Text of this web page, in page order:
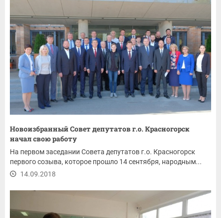
Новоизбранный Совет депутатов г.о. Красногорск
начал свою работу
На первом заседании Совета депутатов г.о. Красногорск
первого созыва, которое прошло 14 сентября, народным...
14.09.2018